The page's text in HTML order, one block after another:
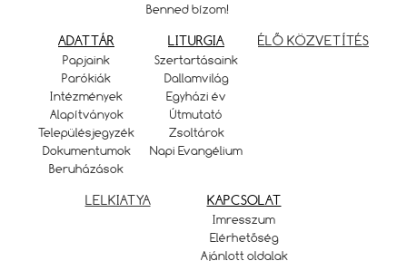
Benned bízom!
ADATTÁR
Papjaink
Parókiák
Intézmények
Alapítványok
Településjegyzék
Dokumentumok
Beruházások
LITURGIA
Szertartásaink
Dallamvilág
Egyházi év
Útmutató
Zsoltárok
Napi Evangélium
ÉLŐ KÖZVETÍTÉS
LELKIATYA KAPCSOLAT
Imresszum
Elérhetőség
Ajánlott oldalak